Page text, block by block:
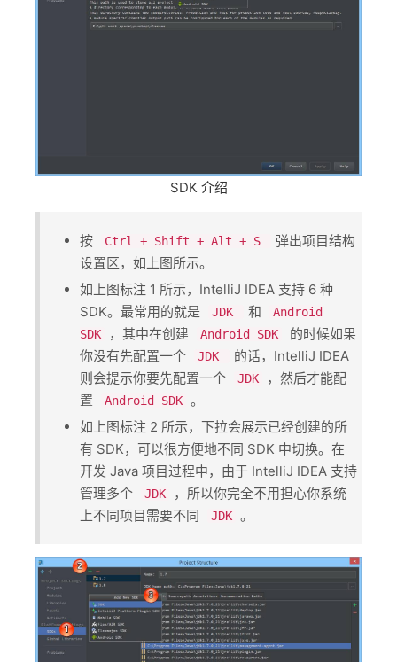
SDK 介绍
按 ​ Ctrl + Shift + Alt + S
​弹出项目结构
设置区，如上图所示。
如上图标注 1 所示，IntelliJ IDEA 支持 6 种 ​
SDK​。最常用的就是 ​
JDK ​和 ​
Android
SDK
​，其中在创建 ​ Android SDK
​ 的时候如果
你没有先配置一个 ​
JDK
​的话，IntelliJ IDEA
则会提示你要先配置一个 ​
JDK
​，然后才能配
置 ​
Android SDK ​。
如上图标注 2 所示，下拉会展示已经创建的所
有 ​SDK​，可以很方便地不同 ​SDK​ 中切换。在
开发 Java 项目过程中，由于 IntelliJ IDEA 支持
管理多个 ​
JDK
​，所以你完全不用担心你系统
上不同项目需要不同 ​
JDK ​。